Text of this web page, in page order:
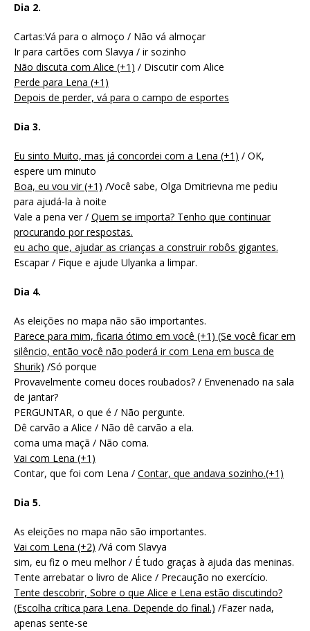
Dia 2.
Cartas:Vá para o almoço / Não vá almoçar
Ir para cartões com Slavya / ir sozinho
Não discuta com Alice (+1) / Discutir com Alice
Perde para Lena (+1)
Depois de perder, vá para o campo de esportes
Dia 3.
Eu sinto Muito, mas já concordei com a Lena (+1) / OK,
espere um minuto
Boa, eu vou vir (+1) /Você sabe, Olga Dmitrievna me pediu
para ajudá-la à noite
Vale a pena ver / Quem se importa? Tenho que continuar
procurando por respostas.
eu acho que, ajudar as crianças a construir robôs gigantes.
Escapar / Fique e ajude Ulyanka a limpar.
Dia 4.
As eleições no mapa não são importantes.
Parece para mim, ficaria ótimo em você (+1) (Se você ficar em
silêncio, então você não poderá ir com Lena em busca de
Shurik) /Só porque
Provavelmente comeu doces roubados? / Envenenado na sala
de jantar?
PERGUNTAR, o que é / Não pergunte.
Dê carvão a Alice / Não dê carvão a ela.
coma uma maçã / Não coma.
Vai com Lena (+1)
Contar, que foi com Lena / Contar, que andava sozinho.(+1)
Dia 5.
As eleições no mapa não são importantes.
Vai com Lena (+2) /Vá com Slavya
sim, eu fiz o meu melhor / É tudo graças à ajuda das meninas.
Tente arrebatar o livro de Alice / Precaução no exercício.
Tente descobrir, Sobre o que Alice e Lena estão discutindo?
(Escolha crítica para Lena. Depende do final.) /Fazer nada,
apenas sente-se